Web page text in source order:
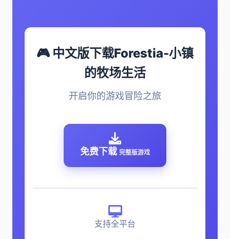
🎮 中文版下载Forestia-小镇
的牧场生活
开启你的游戏冒险之旅
免费下载 完整版游戏
支持全平台